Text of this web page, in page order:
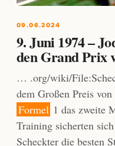
09.06.2024
9. Juni 1974 –
den Grand Prix
… .org/wiki/
dem Großen Preis
Formel 1 das zweite
Training sicherten
Scheckter die besten